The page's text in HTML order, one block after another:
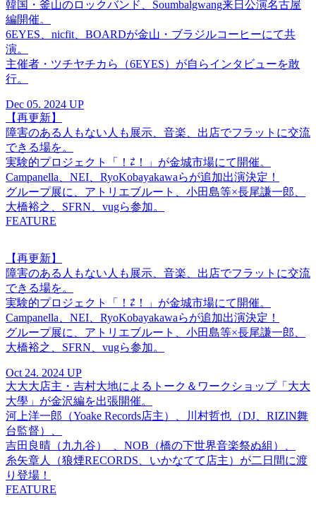
韓国・釜山のロックバンド、Soumbalgwang来日公演名古屋
編開催。
6EYES、nicfit、BOARDが金山・ブラジルコーヒーにて共
演。
主催者・ツチヤチカら（6EYES）が自らインタビューを敢
行。
Dec 05. 2024 UP
【再更新】
障害のある人もない人も展示、音楽、出店でフラットに交流
できる場を。
実験的プロジェクト「！⇄！」が金城市場にて開催。
Campanella、NEI、RyoKobayakawaらが追加出演決定！
グループ展に、アトリエブルート、小田島等×長尾謙一郎、
大橋裕之、SFRN、vugら参加。
FEATURE
【再更新】
障害のある人もない人も展示、音楽、出店でフラットに交流
できる場を。
実験的プロジェクト「！⇄！」が金城市場にて開催。
Campanella、NEI、RyoKobayakawaらが追加出演決定！
グループ展に、アトリエブルート、小田島等×長尾謙一郎、
大橋裕之、SFRN、vugら参加。
Oct 24. 2024 UP
大大大店主・吉村大地によるトーク＆ワークショップ「大大
大學」が金沢編を出張開催。
河上洋一郎（Yoake Records店主）、川村哲也（DJ、RIZIN舞
台監督）、
吉田良晴（九九谷） 、NOB（橋の下世界音楽祭ぬ組）、
糸矢章人（狼煙RECORDS、いかなてて店主）が二日間に渡
り登場！
FEATURE